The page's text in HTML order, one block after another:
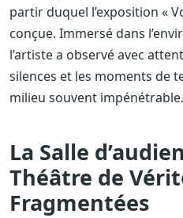
partir duquel l’exposition «
conçue. Immersé dans
l’artiste a observé avec
silences et les moments de
milieu souvent impénétrable.
La Salle
Théâtre de
Fragmentées